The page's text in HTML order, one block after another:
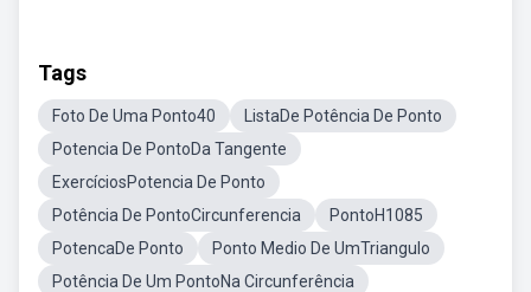
Tags
Foto De Uma Ponto40
ListaDe Potência De Ponto
Potencia De PontoDa Tangente
ExercíciosPotencia De Ponto
Potência De PontoCircunferencia
PontoH1085
PotencaDe Ponto
Ponto Medio De UmTriangulo
Potência De Um PontoNa Circunferência